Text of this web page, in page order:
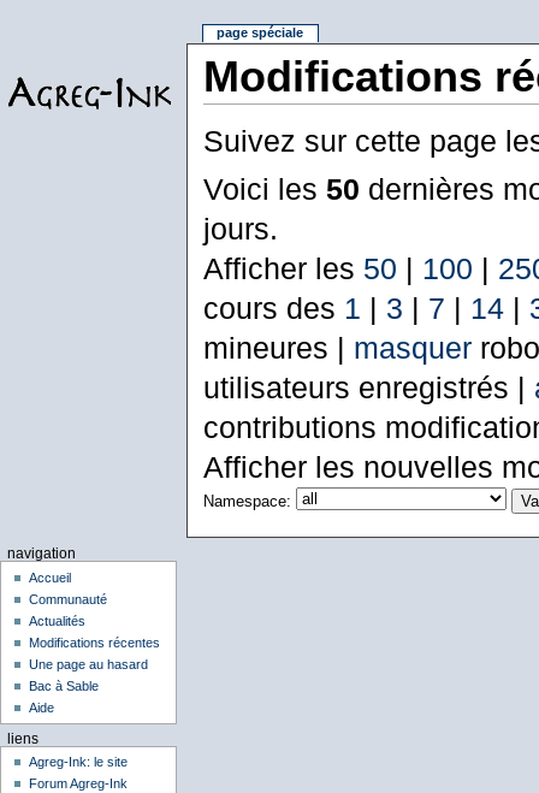
Modifications
Suivez sur cette page
Voici les 50 dernières
jours.
Afficher les 50 | 100 |
cours des 1 | 3 | 7 | 14|
mineures | masquer
utilisateurs enregistrés |
contributions
Afficher les nouvelles
Namespace:
page spéciale
navigation
Accueil
Communauté
Actualités
Modifications récentes
Une page au hasard
Bac à Sable
Aide
liens
Agreg-Ink: le site
Forum Agreg-Ink